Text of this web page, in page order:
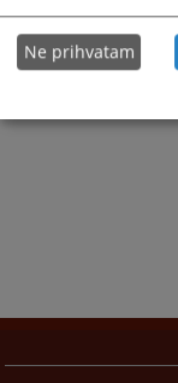
Ne prihvatam